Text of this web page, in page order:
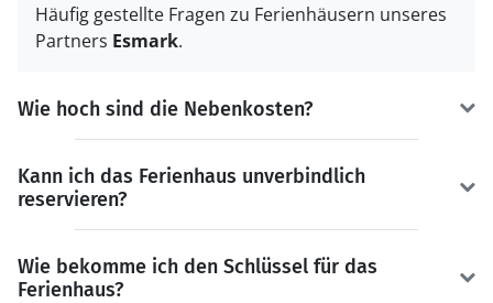
Häufig gestellte Fragen zu Ferienhäusern unseres
Partners Esmark.
Wie hoch sind die Nebenkosten?
Kann ich das Ferienhaus unverbindlich
reservieren?
Wie bekomme ich den Schlüssel für das
Ferienhaus?